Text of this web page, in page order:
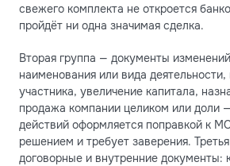
свежего комплекта не откроется
пройдёт ни одна значимая сделка.
Вторая группа — документы
наименования или вида деятельности,
участника, увеличение капитала,
продажа компании целиком или доли
действий оформляется поправкой к
решением и требует заверения.
договорные и внутренние документы: